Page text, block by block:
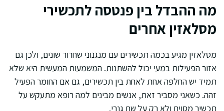
מה ההבדל בין פנטסה לתכשירי
מסלאזין אחרים
מסלאזין מגיע בכמה תכשירים עם מנגנוני שחרור שונים, ולכן גם
אזור הפעילות במעי יכול להשתנות. המשמעות המעשית היא שלא
תמיד יש החלפה אחת לאחת בין תכשירים, גם אם החומר הפעיל
זהה. כשאני מסביר זאת, אנשים מבינים למה רופא מתעקש על
תכשיר מסוים ולא רק על שם גנרי.